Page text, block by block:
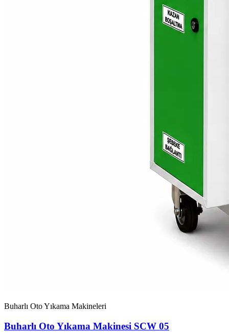
Buharlı Oto Yıkama Makineleri
Buharlı Oto Yıkama Makinesi SCW 05